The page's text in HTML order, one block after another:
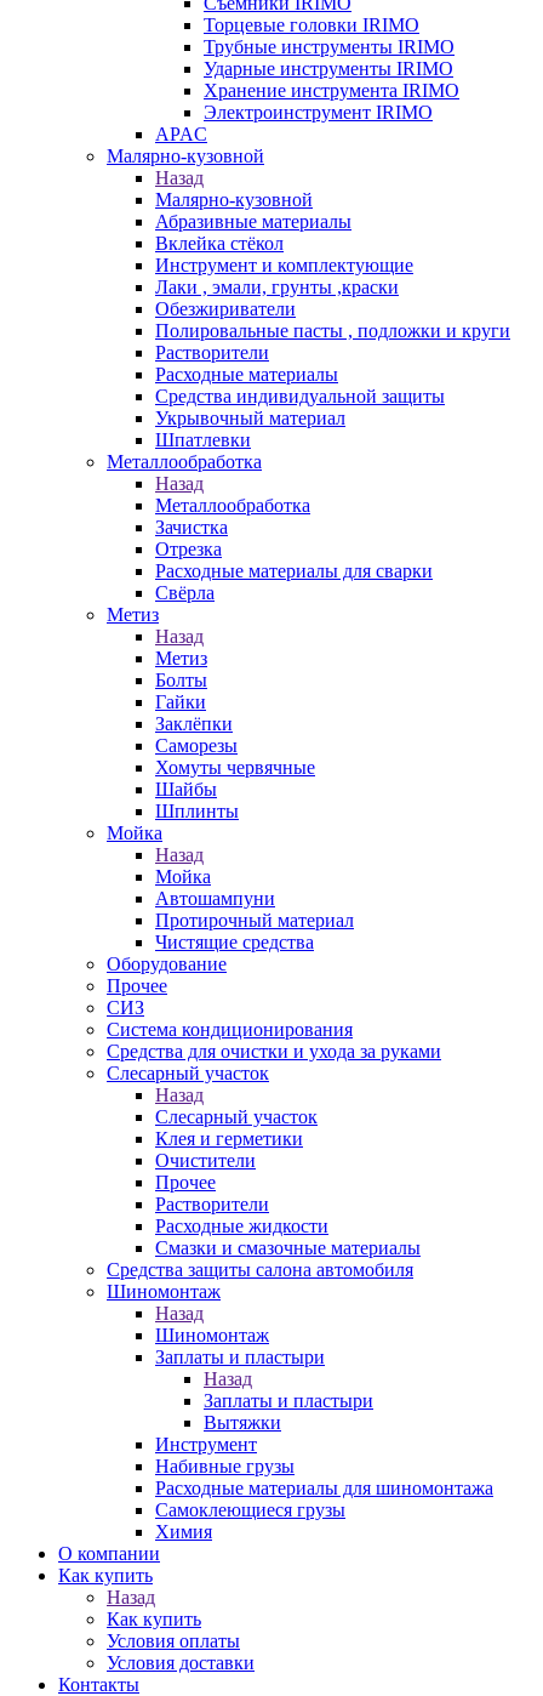
Торцевые головки IRIMO
Трубные инструменты IRIMO
Ударные инструменты IRIMO
Хранение инструмента IRIMO
Электроинструмент IRIMO
APAC
Малярно-кузовной
Назад
Малярно-кузовной
Абразивные материалы
Вклейка стёкол
Инструмент и комплектующие
Лаки , эмали, грунты ,краски
Обезжириватели
Полировальные пасты , подложки и круги
Растворители
Расходные материалы
Средства индивидуальной защиты
Укрывочный материал
Шпатлевки
Металлообработка
Назад
Металлообработка
Зачистка
Отрезка
Расходные материалы для сварки
Свёрла
Метиз
Назад
Метиз
Болты
Гайки
Заклёпки
Саморезы
Хомуты червячные
Шайбы
Шплинты
Мойка
Назад
Мойка
Автошампуни
Протирочный материал
Чистящие средства
Оборудование
Прочее
СИЗ
Система кондиционирования
Средства для очистки и ухода за руками
Слесарный участок
Назад
Слесарный участок
Клея и герметики
Очистители
Прочее
Растворители
Расходные жидкости
Смазки и смазочные материалы
Средства защиты салона автомобиля
Шиномонтаж
Назад
Шиномонтаж
Заплаты и пластыри
Назад
Заплаты и пластыри
Вытяжки
Инструмент
Набивные грузы
Расходные материалы для шиномонтажа
Самоклеющиеся грузы
Химия
О компании
Как купить
Назад
Как купить
Условия оплаты
Условия доставки
Контакты